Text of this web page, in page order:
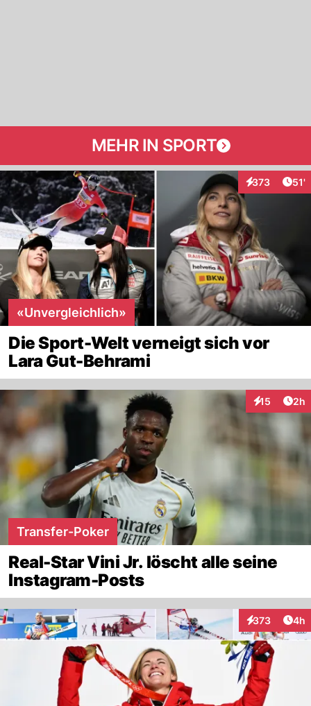
MEHR IN SPORT
373
Interaktionen
51'
«Unvergleichlich»
Die Sport-Welt verneigt sich vor
Lara Gut-Behrami
15
Interaktionen
2h
Transfer-Poker
Real-Star Vini Jr. löscht alle seine
Instagram-Posts
373
Interaktionen
4h